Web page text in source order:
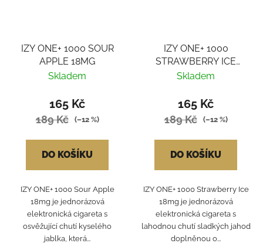
IZY ONE+ 1000 SOUR
APPLE 18MG
Skladem
165 Kč
189 Kč (–12 %)
DO KOŠÍKU
IZY ONE+ 1000 Sour Apple
18mg je jednorázová
elektronická cigareta s
osvěžující chutí kyselého
jablka, která...
IZY ONE+ 1000
STRAWBERRY ICE
18MG
Skladem
165 Kč
189 Kč (–12 %)
DO KOŠÍKU
IZY ONE+ 1000 Strawberry Ice
18mg je jednorázová
elektronická cigareta s
lahodnou chutí sladkých jahod
doplněnou o...